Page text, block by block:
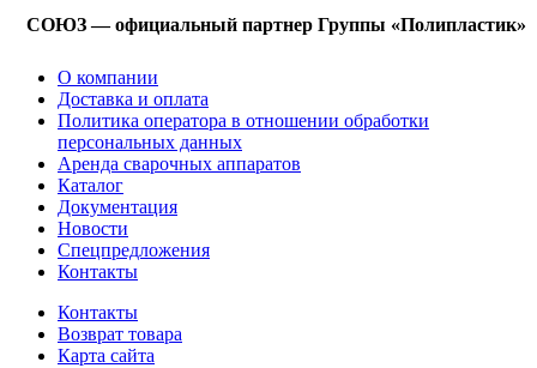
СОЮЗ — официальный партнер Группы «Полипластик»
О компании
Доставка и оплата
Политика оператора в отношении обработки
персональных данных
Аренда сварочных аппаратов
Каталог
Документация
Новости
Спецпредложения
Контакты
Контакты
Возврат товара
Карта сайта